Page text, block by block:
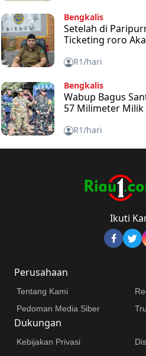
Bengkalis
Setelah di
Ticketing roro
R1/hari
Bengkalis
Wabup Bagus
57 Milimeter
R1/hari
Ikuti
Perusahaan
Tentang Kami
Pedoman Media Siber
Dukungan
Kebijakan Privasi